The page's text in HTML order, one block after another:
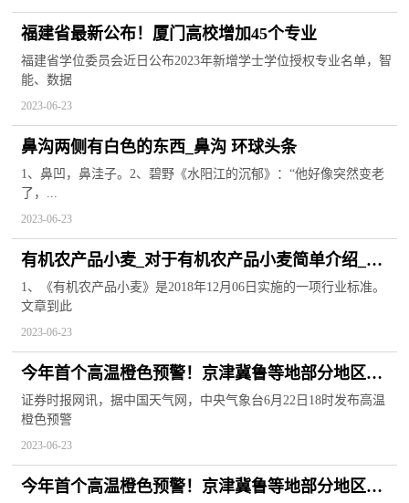
福建省最新公布！厦门高校增加45个专业
福建省学位委员会近日公布2023年新增学士学位授权专业名单，智
能、数据
2023-06-23
鼻沟两侧有白色的东西_鼻沟 环球头条
1、鼻凹，鼻洼子。2、碧野《水阳江的沉郁》：“他好像突然变老
了，...
2023-06-23
有机农产品小麦_对于有机农产品小麦简单介绍_世
界热闻
1、《有机农产品小麦》是2018年12月06日实施的一项行业标准。
文章到此
2023-06-23
今年首个高温橙色预警！京津冀鲁等地部分地区最
高温可达40左右
证券时报网讯，据中国天气网，中央气象台6月22日18时发布高温
橙色预警
2023-06-23
今年首个高温橙色预警！京津冀鲁等地部分地区最